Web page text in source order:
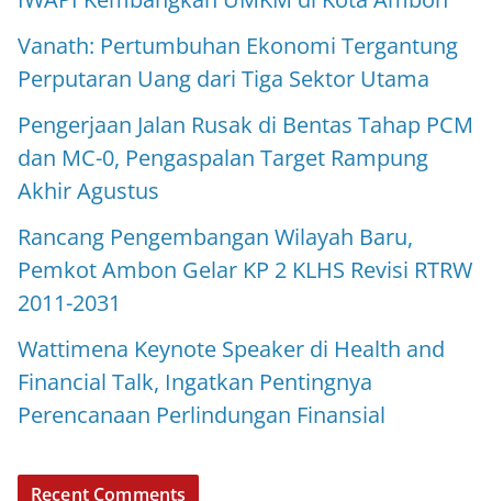
Vanath: Pertumbuhan Ekonomi Tergantung
Perputaran Uang dari Tiga Sektor Utama
Pengerjaan Jalan Rusak di Bentas Tahap PCM
dan MC-0, Pengaspalan Target Rampung
Akhir Agustus
Rancang Pengembangan Wilayah Baru,
Pemkot Ambon Gelar KP 2 KLHS Revisi RTRW
2011-2031
Wattimena Keynote Speaker di Health and
Financial Talk, Ingatkan Pentingnya
Perencanaan Perlindungan Finansial
Recent Comments